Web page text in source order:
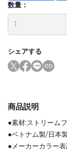
数量：
シェアする
商品説明
●素材:ストリーム
●ベトナム製/日本
●メーカーカラー